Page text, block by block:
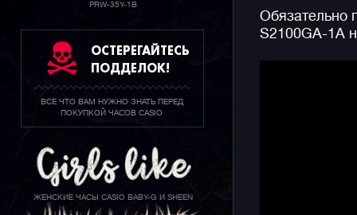
PRW-35Y-1B
ОСТЕРЕГАЙТЕСЬ
ПОДДЕЛОК!
ВСЕ ЧТО ВАМ НУЖНО ЗНАТЬ ПЕРЕД
ПОКУПКОЙ ЧАСОВ CASIO
ЖЕНСКИЕ ЧАСЫ CASIO BABY-G И SHEEN
забывать
Обязательно
S2100GA-1A